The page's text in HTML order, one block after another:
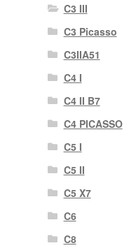
C3 III
C3 Picasso
C3IIA51
C4 I
C4 II B7
C4 PICASSO
C5 I
C5 II
C5 X7
C6
C8